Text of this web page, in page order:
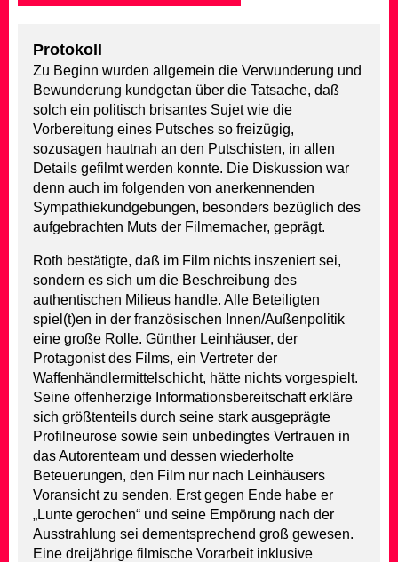
Protokoll
Zu Beginn wurden allgemein die Verwunderung und
Bewunderung kundgetan über die Tatsache, daß
solch ein politisch brisantes Sujet wie die
Vorbereitung eines Putsches so freizügig,
sozusagen hautnah an den Putschisten, in allen
Details gefilmt werden konnte. Die Diskussion war
denn auch im folgenden von anerkennenden
Sympathiekundgebungen, besonders bezüglich des
aufgebrachten Muts der Filmemacher, geprägt.
Roth bestätigte, daß im Film nichts inszeniert sei,
sondern es sich um die Beschreibung des
authentischen Milieus handle. Alle Beteiligten
spiel(t)en in der französischen Innen/Außenpolitik
eine große Rolle. Günther Leinhäuser, der
Protagonist des Films, ein Vertreter der
Waffenhändlermittelschicht, hätte nichts vorgespielt.
Seine offenherzige Informationsbereitschaft erkläre
sich größtenteils durch seine stark ausgeprägte
Profilneurose sowie sein unbedingtes Vertrauen in
das Autorenteam und dessen wiederholte
Beteuerungen, den Film nur nach Leinhäusers
Voransicht zu senden. Erst gegen Ende habe er
„Lunte gerochen“ und seine Empörung nach der
Ausstrahlung sei dementsprechend groß gewesen.
Eine dreijährige filmische Vorarbeit inklusive